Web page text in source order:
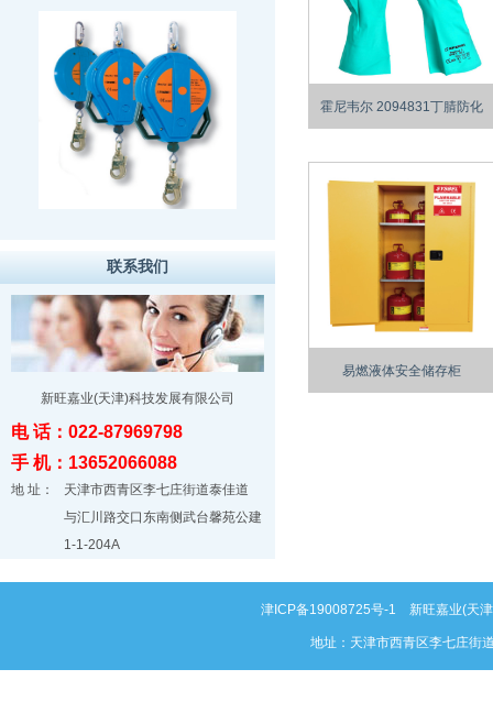
联系我们
新旺嘉业(天津)科技发展有限公司
电 话：022-87969798
手 机：13652066088
地 址：
天津市西青区李七庄街道泰佳道
与汇川路交口东南侧武台馨苑公建
1-1-204A
霍尼韦尔 2094831丁腈防化
易燃液体安全储存柜
津ICP备19008725号-1 新旺嘉业(天
地址：天津市西青区李七庄街